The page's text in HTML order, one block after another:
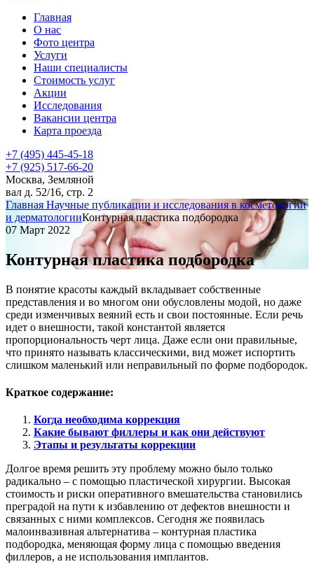
Главная
О нас
Фото центра
Услуги
Наши специалисты
Стоимость услуг
Акции
Исследования
Вакансии центра
Карта проезда
+7 (495) 445-45-18
+7 (925) 517-66-20
Москва, Земляной
вал д. 52/16, стр. 2
Главная Научные публикации и исследования в косметологии
и дерматологииКонтурная пластика подбородка
07 Март 2022
Контурная пластика подбородка
В понятие красоты каждый вкладывает собственные
представления и во многом они обусловлены модой, но даже
среди изменчивых веяний есть и свои постоянные. Если речь
идет о внешности, такой константой является
пропорциональность черт лица. Даже если они правильные,
что принято называть классическими, вид может испортить
слишком маленький или неправильный по форме подбородок.
Краткое содержание:
Когда необходима коррекция
Какие бывают филлеры и как они действуют
Этапы и результаты коррекции
Долгое время решить эту проблему можно было только
радикально – с помощью пластической хирургии. Высокая
стоимость и риски оперативного вмешательства становились
преградой на пути к избавлению от дефектов внешности и
связанных с ними комплексов. Сегодня же появилась
малоинвазивная альтернатива – контурная пластика
подбородка, меняющая форму лица с помощью введения
филлеров, а не использования имплантов.